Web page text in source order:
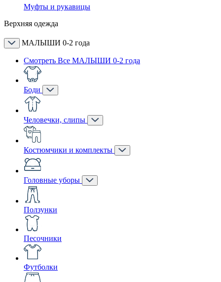
Муфты и рукавицы
Верхняя одежда
МАЛЫШИ 0-2 года
Смотреть Все МАЛЫШИ 0-2 года
Боди
Человечки, слипы
Костюмчики и комплекты
Головные уборы
Ползунки
Песочники
Футболки